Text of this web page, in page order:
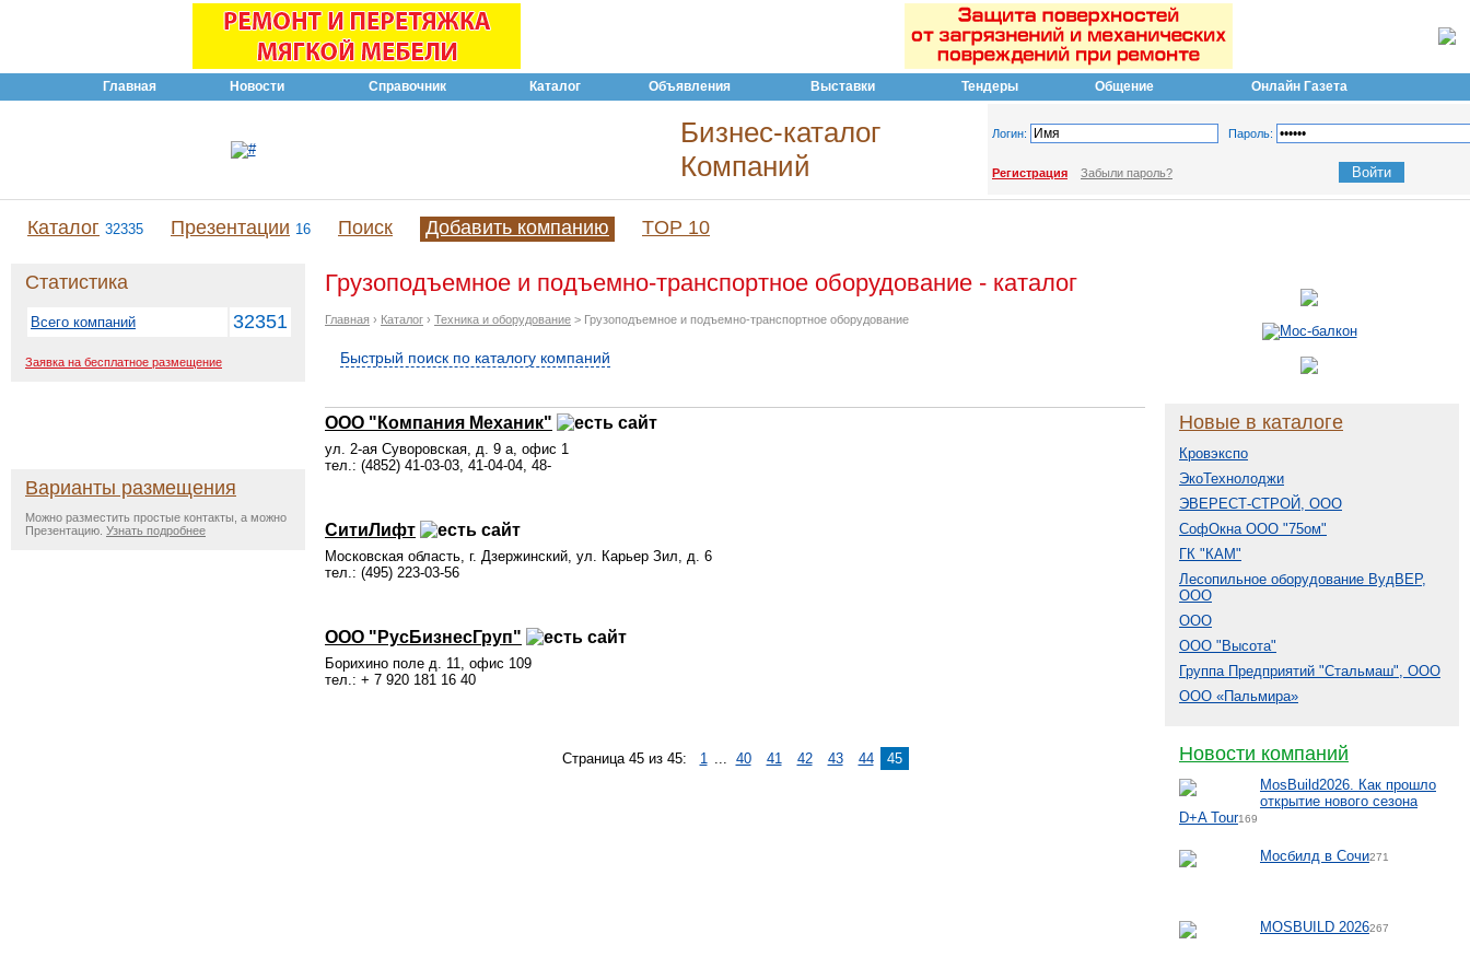
Главная Новости Справочник Каталог Объявления Выставки Тендеры Общение Онлайн Газета
Бизнес-каталог
Компаний
Логин: Пароль:
Регистрация Забыли пароль?
Каталог 32335 Презентации 16 Поиск Добавить компанию TOP 10
Статистика
Всего компаний 32351
Заявка на бесплатное размещение
Варианты размещения
Можно разместить простые контакты, а можно
Презентацию. Узнать подробнее
Грузоподъемное и подъемно-транспортное оборудование - каталог
Главная › Каталог › Техника и оборудование > Грузоподъемное и подъемно-транспортное оборудование
Быстрый поиск по каталогу компаний
ООО "Компания Механик"
ул. 2-ая Суворовская, д. 9 а, офис 1
тел.: (4852) 41-03-03, 41-04-04, 48-
СитиЛифт
Московская область, г. Дзержинский, ул. Карьер Зил, д. 6
тел.: (495) 223-03-56
ООО "РусБизнесГруп"
Борихино поле д. 11, офис 109
тел.: + 7 920 181 16 40
Страница 45 из 45: 1 ... 40 41 42 43 44 45
Новые в каталоге
Кровэкспо
ЭкоТехнолоджи
ЭВЕРЕСТ-СТРОЙ, ООО
СофОкна ООО "75ом"
ГК "КАМ"
Лесопильное оборудование ВудВЕР,
ООО
ООО
ООО "Высота"
Группа Предприятий "Стальмаш", ООО
ООО «Пальмира»
Новости компаний
MosBuild2026. Как прошло
открытие нового сезона
D+A Tour169
Мосбилд в Сочи271
MOSBUILD 2026267